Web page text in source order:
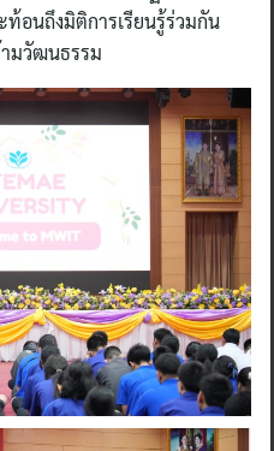
อนถึงมิติการเรียนรู้ร่วมกัน
มวัฒนธรรม